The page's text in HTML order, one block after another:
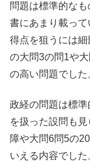
問題は標準的な
書にあまり載っ
得点を狙うには
の大問3の問1や
の高い問題でした
政経の問題は標
を扱った設問も
障や大問6問5の
いえる内容でし